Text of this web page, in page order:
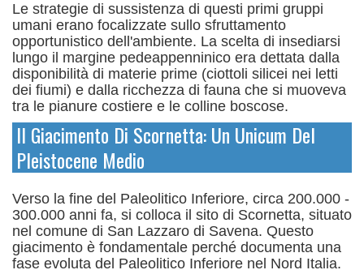
Le strategie di sussistenza di questi primi gruppi
umani erano focalizzate sullo sfruttamento
opportunistico dell'ambiente. La scelta di insediarsi
lungo il margine pedeappenninico era dettata dalla
disponibilità di materie prime (ciottoli silicei nei letti
dei fiumi) e dalla ricchezza di fauna che si muoveva
tra le pianure costiere e le colline boscose.
Il Giacimento Di Scornetta: Un Unicum Del
Pleistocene Medio
Verso la fine del Paleolitico Inferiore, circa 200.000 -
300.000 anni fa, si colloca il sito di Scornetta, situato
nel comune di San Lazzaro di Savena. Questo
giacimento è fondamentale perché documenta una
fase evoluta del Paleolitico Inferiore nel Nord Italia.